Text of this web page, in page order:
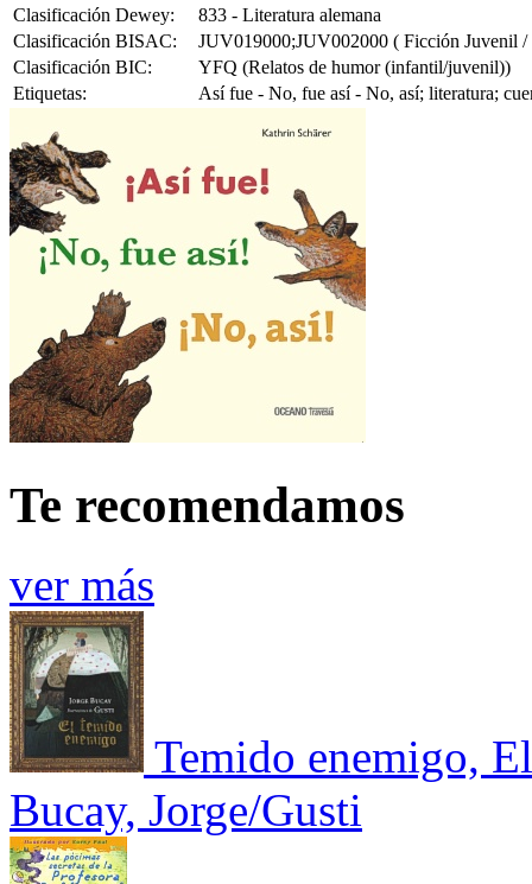
Clasificación Dewey:
833 - Literatura alemana
Clasificación BISAC:
JUV019000;JUV002000 ( Ficción Juvenil
Clasificación BIC:
YFQ (Relatos de humor (infantil/juvenil))
Etiquetas:
Así fue - No, fue así - No, así; literatura;
Te recomendamos
ver más
Temido enemigo, El
Bucay, Jorge/Gusti